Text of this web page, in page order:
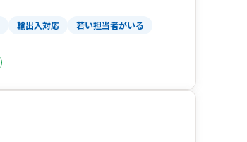
輸出入対応
若い担当者がいる